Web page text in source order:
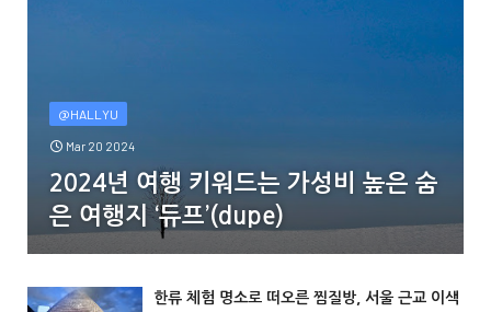
@HALLYU
Mar 20 2024
2024년 여행 키워드는 가성비 높은 숨
은 여행지 ‘듀프’(dupe)
한류 체험 명소로 떠오른 찜질방, 서울 근교 이색